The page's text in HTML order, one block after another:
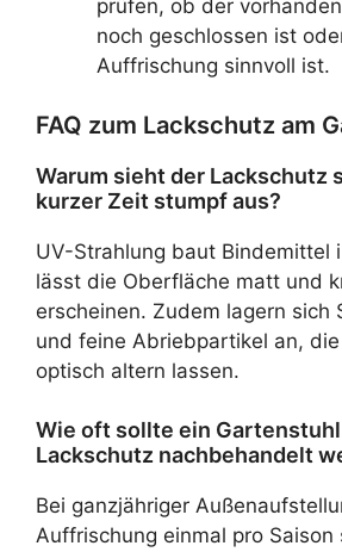
prüfen, ob der
noch geschlossen ist
Auffrischung sinnvoll ist.
FAQ zum Lackschutz am
Warum sieht der Lackschutz
kurzer Zeit stumpf aus?
UV-Strahlung baut Bindemittel
lässt die Oberfläche matt und
erscheinen. Zudem lagern sich
und feine Abriebpartikel an,
optisch altern lassen.
Wie oft sollte ein
Lackschutz nachbehandelt
Bei ganzjähriger
Auffrischung einmal pro Saison